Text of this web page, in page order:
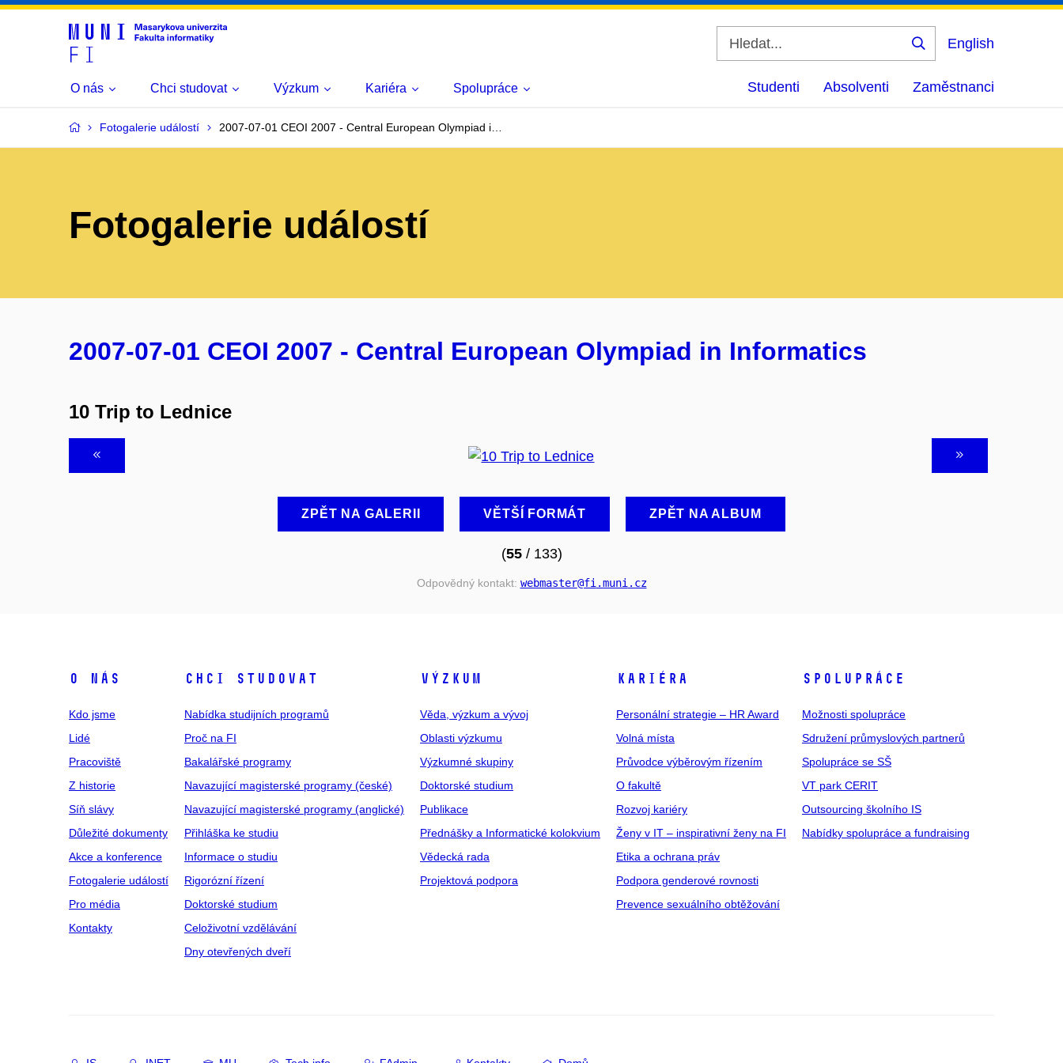
Vyhledat
English
O nás Chci studovat Výzkum Kariéra Spolupráce Studenti Absolventi Zaměstnanci
Fotogalerie událostí 2007-07-01 CEOI 2007 - Central European Olympiad i…
Fotogalerie událostí
2007-07-01 CEOI 2007 - Central European Olympiad in Informatics
10 Trip to Lednice
ZPĚT NA GALERII VĚTŠÍ FORMÁT ZPĚT NA ALBUM
(55/ 133)
Odpovědný kontakt: webmaster@fi .muni .cz
O NÁS
Kdo jsme
Lidé
Pracoviště
Z historie
Síň slávy
Důležité dokumenty
Akce a konference
Fotogalerie událostí
Pro média
Kontakty
CHCI STUDOVAT
Nabídka studijních programů
Proč na FI
Bakalářské programy
Navazující magisterské programy (české)
Navazující magisterské programy (anglické)
Přihláška ke studiu
Informace o studiu
Rigorózní řízení
Doktorské studium
Celoživotní vzdělávání
Dny otevřených dveří
VÝZKUM
Věda, výzkum a vývoj
Oblasti výzkumu
Výzkumné skupiny
Doktorské studium
Publikace
Přednášky a Informatické kolokvium
Vědecká rada
Projektová podpora
KARIÉRA
Personální strategie – HR Award
Volná místa
Průvodce výběrovým řízením
O fakultě
Rozvoj kariéry
Ženy v IT – inspirativní ženy na FI
Etika a ochrana práv
Podpora genderové rovnosti
Prevence sexuálního obtěžování
SPOLUPRÁCE
Možnosti spolupráce
Sdružení průmyslových partnerů
Spolupráce se SŠ
VT park CERIT
Outsourcing školního IS
Nabídky spolupráce a fundraising